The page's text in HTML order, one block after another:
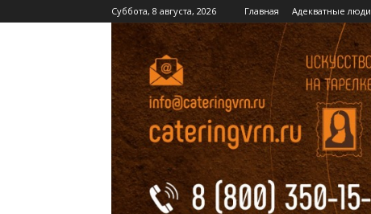
Суббота, 8 августа, 2026 Главная Адекватные люди